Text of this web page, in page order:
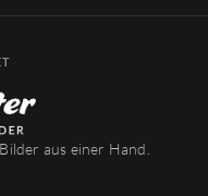
aus einer Hand.